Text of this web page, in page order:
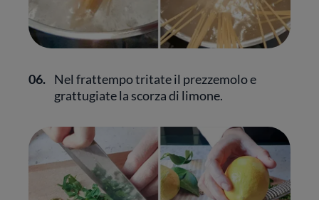
06. Nel frattempo tritate il prezzemolo e
grattugiate la scorza di limone.